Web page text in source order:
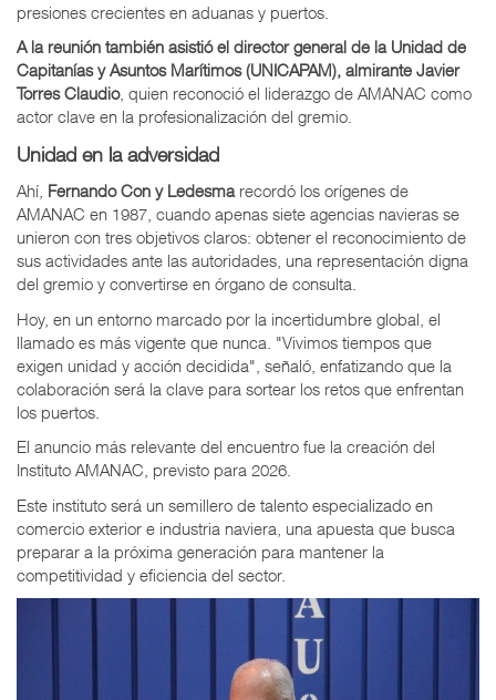
presiones crecientes en aduanas y puertos.
A la reunión también asistió el director general de la Unidad de
Capitanías y Asuntos Marítimos (UNICAPAM), almirante Javier
Torres Claudio, quien reconoció el liderazgo de AMANAC como
actor clave en la profesionalización del gremio.
Unidad en la adversidad
Ahí, Fernando Con y Ledesmarecordó los orígenes de
AMANAC en 1987, cuando apenas siete agencias navieras se
unieron con tres objetivos claros: obtener el reconocimiento de
sus actividades ante las autoridades, una representación digna
del gremio y convertirse en órgano de consulta.
Hoy, en un entorno marcado por la incertidumbre global, el
llamado es más vigente que nunca. "Vivimos tiempos que
exigen unidad y acción decidida", señaló, enfatizando que la
colaboración será la clave para sortear los retos que enfrentan
los puertos.
El anuncio más relevante del encuentro fue la creación del
Instituto AMANAC, previsto para 2026.
Este instituto será un semillero de talento especializado en
comercio exterior e industria naviera, una apuesta que busca
preparar a la próxima generación para mantener la
competitividad y eficiencia del sector.